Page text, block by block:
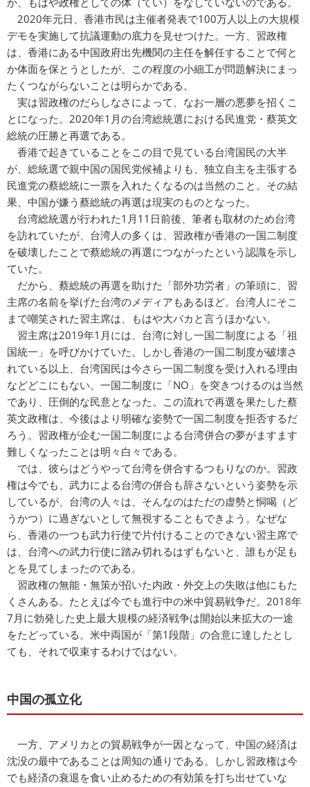
2020年元日、香港市民は主催者発表で100万人以上の大規模
デモを実施して抗議運動の底力を見せつけた。一方、習政権
は、香港にある中国政府出先機関の主任を解任することで何と
か体面を保とうとしたが、この程度の小細工が問題解決にまっ
たくつながらないことは明らかである。
実は習政権のだらしなさによって、なお一層の悪夢を招くこ
とになった。2020年1月の台湾総統選における民進党・蔡英文
総統の圧勝と再選である。
香港で起きていることをこの目で見ている台湾国民の大半
が、総統選で親中国の国民党候補よりも、独立自主を主張する
民進党の蔡総統に一票を入れたくなるのは当然のこと。その結
果、中国が嫌う蔡総統の再選は現実のものとなった。
台湾総統選が行われた1月11日前後、筆者も取材のため台湾
を訪れていたが、台湾人の多くは、習政権が香港の一国二制度
を破壊したことで蔡総統の再選につながったという認識を示し
ていた。
だから、蔡総統の再選を助けた「部外功労者」の筆頭に、習
主席の名前を挙げた台湾のメディアもあるほど。台湾人にそこ
まで嘲笑された習主席は、もはや大バカと言うほかない。
習主席は2019年1月には、台湾に対し一国二制度による「祖
国統一」を呼びかけていた。しかし香港の一国二制度が破壊さ
れている以上、台湾国民は今さら一国二制度を受け入れる理由
などどこにもない。一国二制度に「NO」を突きつけるのは当然
であり、圧倒的な民意となった。この流れで再選を果たした蔡
英文政権は、今後はより明確な姿勢で一国二制度を拒否するだ
ろう。習政権が企む一国二制度による台湾併合の夢がますます
難しくなったことは明々白々である。
では、彼らはどうやって台湾を併合するつもりなのか。習政
権は今でも、武力による台湾の併合も辞さないという姿勢を示
しているが、台湾の人々は、そんなのはただの虚勢と恫喝（ど
うかつ）に過ぎないとして無視することもできよう。なぜな
ら、香港の一つも武力行使で片付けることのできない習主席で
は、台湾への武力行使に踏み切れるはずもないと、誰もが足も
とを見てしまったのである。
習政権の無能・無策が招いた内政・外交上の失敗は他にもた
くさんある。たとえば今でも進行中の米中貿易戦争だ。2018年
7月に勃発した史上最大規模の経済戦争は開始以来拡大の一途
をたどっている。米中両国が「第1段階」の合意に達したとし
ても、それで収束するわけではない。
中国の孤立化
一方、アメリカとの貿易戦争が一因となって、中国の経済は
沈没の最中であることは周知の通りである。しかし習政権は今
でも経済の衰退を食い止めるための有効策を打ち出せていな